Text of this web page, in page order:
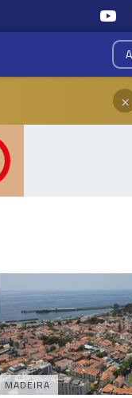
×
MADEIRA